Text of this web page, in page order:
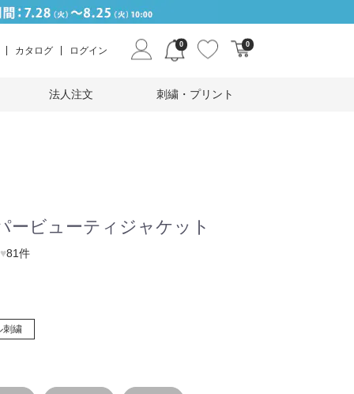
カタログ ログイン
0 0
法人注文 刺繍・プリント
ービューティジャケット
♥81件
刺繍